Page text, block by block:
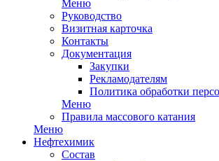
Меню
Руководство
Визитная карточка
Контакты
Документация
Закупки
Рекламодателям
Политика обработки
Меню
Правила массового катания
Меню
Нефтехимик
Состав